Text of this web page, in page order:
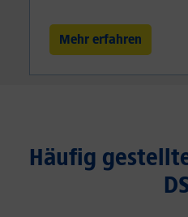
Mehr erfahren
Häufig